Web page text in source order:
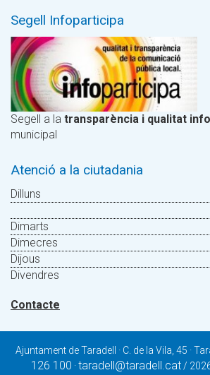
Segell Infoparticipa
Segell a la transparència i qualitat
municipal
Atenció a la ciutadania
Dilluns
Dimarts
Dimecres
Dijous
Divendres
Contacte
Ajuntament de Taradell · C. de la Vila, 45 ·
126 100 ·taradell@taradell.cat /